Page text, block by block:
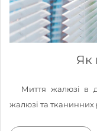
Як
Миття жалюзі в
жалюзі та тканинних